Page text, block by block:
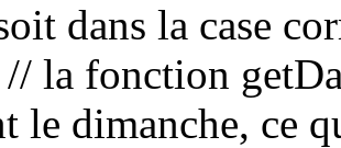
dans la case
// la fonction
le dimanche, ce